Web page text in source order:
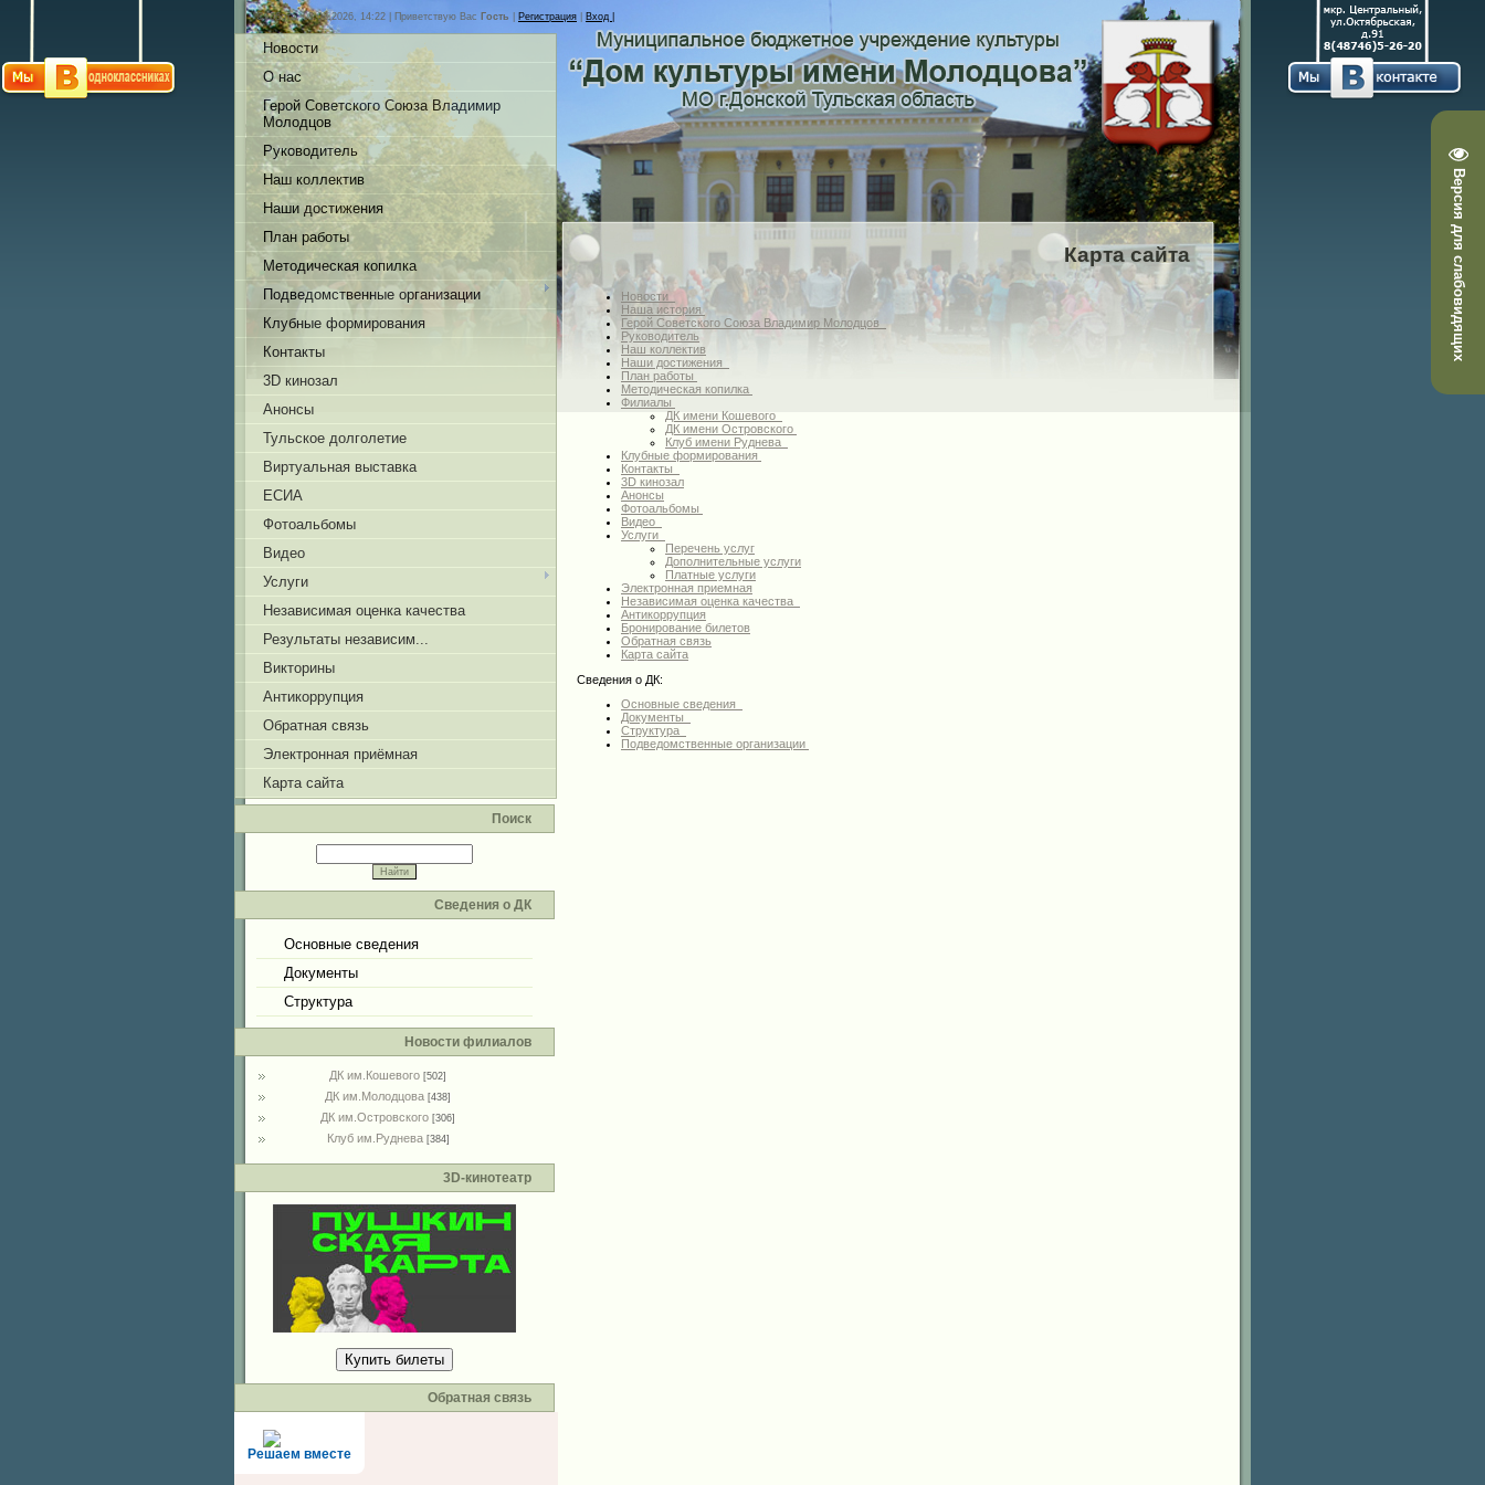
Версия для слабовидящих
Суббота, 08.08.2026, 14:22 | Приветствую Вас Гость Регистрация Вход |
Новости
О нас
Герой Советского Союза Владимир
Молодцов
Руководитель
Наш коллектив
Наши достижения
План работы
Методическая копилка
Подведомственные организации
Клубные формирования
Контакты
3D кинозал
Анонсы
Тульское долголетие
Виртуальная выставка
ЕСИА
Фотоальбомы
Видео
Услуги
Независимая оценка качества
Результаты независим...
Викторины
Антикоррупция
Обратная связь
Электронная приёмная
Карта сайта
Поиск
Сведения о ДК
Основные сведения
Документы
Структура
Новости филиалов
ДК им.Кошевого [502]
ДК им.Молодцова [438]
ДК им.Островского [306]
Клуб им.Руднева [384]
3D-кинотеатр
Купить билеты
Обратная связь
Решаем вместе
Карта сайта
Новости
Наша история
Герой Советского Союза Владимир Молодцов
Руководитель
Наш коллектив
Наши достижения
План работы
Методическая копилка
Филиалы
ДК имени Кошевого
ДК имени Островского
Клуб имени Руднева
Клубные формирования
Контакты
3D кинозал
Анонсы
Фотоальбомы
Видео
Услуги
Перечень услуг
Дополнительные услуги
Платные услуги
Электронная приемная
Независимая оценка качества
Антикоррупция
Бронирование билетов
Обратная связь
Карта сайта
Сведения о ДК:
Основные сведения
Документы
Структура
Подведомственные организации